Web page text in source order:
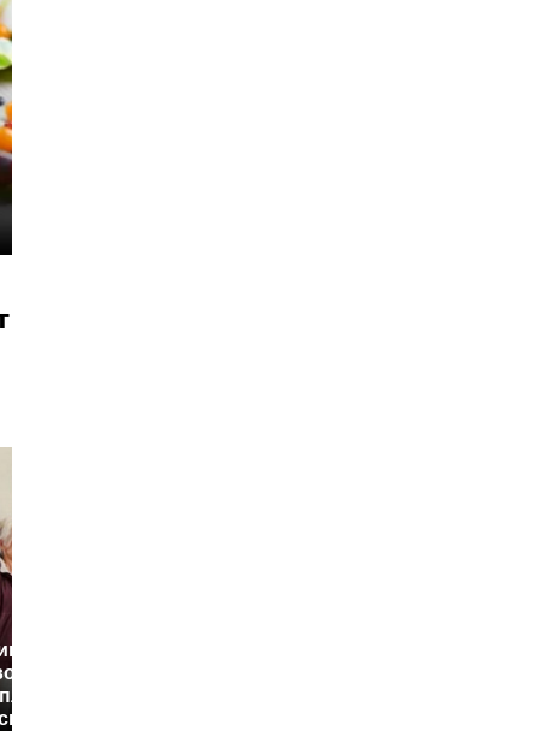
почему
всё ещё
и